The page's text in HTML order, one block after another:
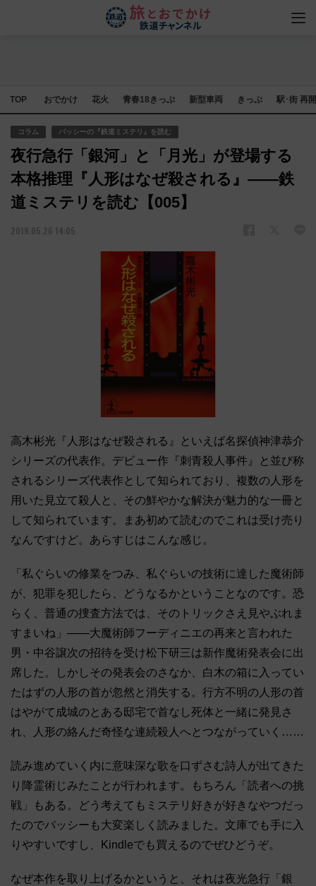
TOP おでかけ 花火 青春18きっぷ 新型車両 きっぷ 駅･街 再
コラム バッシーの『鉄道ミステリ』を読む
夜行急行「銀河」と「月光」が登場する
本格推理『人形はなぜ殺される』――鉄
道ミステリを読む【005】
2019.05.26 14:05
高木彬光『人形はなぜ殺される』といえば名探偵神津恭介
シリーズの代表作。デビュー作『刺青殺人事件』と並び称
されるシリーズ代表作として知られており、複数の人形を
用いた見立て殺人と、その鮮やかな解決が魅力的な一冊と
して知られています。まあ初めて読むのでこれは受け売り
なんですけど。あらすじはこんな感じ。
「私ぐらいの修業をつみ、私ぐらいの技術に達した魔術師
が、犯罪を犯したら、どうなるかということなのです。恐
らく、普通の捜査方法では、そのトリックさえ見やぶれま
すまいね」――大魔術師フーディニエの再来と言われた
男・中谷譲次の招待を受け松下研三は新作魔術発表会に出
席した。しかしその発表会のさなか、白木の箱に入ってい
たはずの人形の首が忽然と消失する。行方不明の人形の首
はやがて成城のとある邸宅で首なし死体と一緒に発見さ
れ、人形の絡んだ奇怪な連続殺人へとつながっていく……
読み進めていく内に意味深な歌を口ずさむ詩人が出てきた
り降霊術じみたことが行われます。もちろん「読者への挑
戦」もある。どう考えてもミステリ好きが好きなやつだっ
たのでバッシーも大変楽しく読みました。文庫でも手に入
りやすいですし、Kindleでも買えるのでぜひどうぞ。
なぜ本作を取り上げるかというと、それは夜光急行「銀